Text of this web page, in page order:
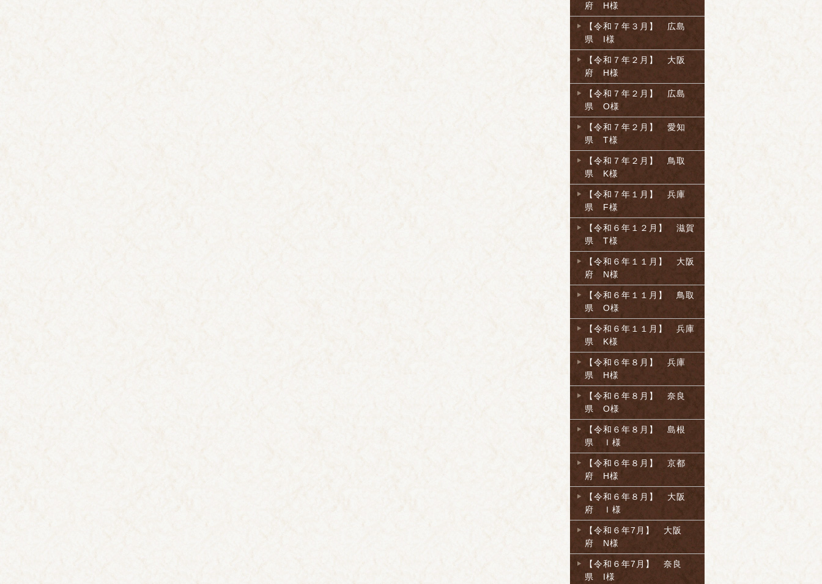
府 H様
【令和７年３月】 広島
県 I様
【令和７年２月】 大阪
府 H様
【令和７年２月】 広島
県 O様
【令和７年２月】 愛知
県 T様
【令和７年２月】 鳥取
県 K様
【令和７年１月】 兵庫
県 F様
【令和６年１２月】 滋賀
県 T様
【令和６年１１月】 大阪
府 N様
【令和６年１１月】 鳥取
県 O様
【令和６年１１月】 兵庫
県 K様
【令和６年８月】 兵庫
県 H様
【令和６年８月】 奈良
県 O様
【令和６年８月】 島根
県 Ｉ様
【令和６年８月】 京都
府 H様
【令和６年８月】 大阪
府 Ｉ様
【令和６年7月】 大阪
府 N様
【令和６年7月】 奈良
県 I様